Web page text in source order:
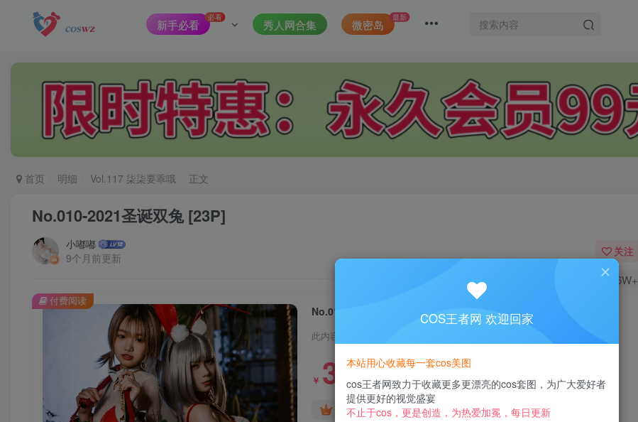
新手必看 必看 秀人网合集 微密岛 最新
首页 明细 Vol.117 柒柒要乖哦 正文
No.010-2021圣诞双兔 [23P]
小嘟嘟
9个月前更新
关注
1.6W+
No.010-2021圣诞双兔 [23P]
此内容为付费阅读，请付费后查看
￥ 3
黄金会员免费 钻石会员免费
付费阅读
COS王者网 欢迎回家
本站用心收藏每一套cos美图
cos王者网致力于收藏更多更漂亮的cos套图，为广大爱好者
提供更好的视觉盛宴
不止于cos，更是创造，为热爱加冕，每日更新